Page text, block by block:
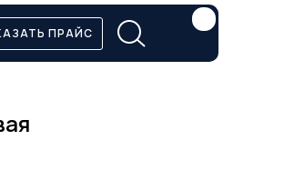
ПРАЙС